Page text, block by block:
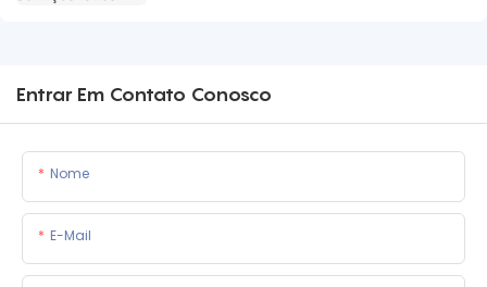
Entrar Em Contato Conosco
Nome
E-Mail